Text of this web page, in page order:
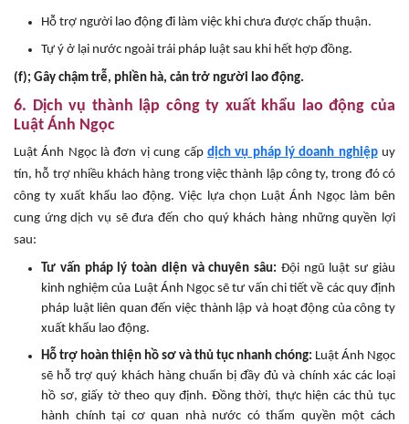
Hỗ trợ người lao động đi làm việc khi chưa được chấp thuận.
Tự ý ở lại nước ngoài trái pháp luật sau khi hết hợp đồng.
(f); Gây chậm trễ, phiền hà, cản trở người lao động.
6. Dịch vụ thành lập công ty xuất khẩu lao động của
Luật Ánh Ngọc
Luật Ánh Ngọc là đơn vị cung cấp dịch vụ pháp lý doanh nghiệpuy
tín, hỗ trợ nhiều khách hàng trong việc thành lập công ty, trong đó có
công ty xuất khẩu lao động. Việc lựa chọn Luật Ánh Ngọc làm bên
cung ứng dịch vụ sẽ đưa đến cho quý khách hàng những quyền lợi
sau:
Tư vấn pháp lý toàn diện và chuyên sâu: Đội ngũ luật sư giàu
kinh nghiệm của Luật Ánh Ngọc sẽ tư vấn chi tiết về các quy định
pháp luật liên quan đến việc thành lập và hoạt động của công ty
xuất khẩu lao động.
Hỗ trợ hoàn thiện hồ sơ và thủ tục nhanh chóng: Luật Ánh Ngọc
sẽ hỗ trợ quý khách hàng chuẩn bị đầy đủ và chính xác các loại
hồ sơ, giấy tờ theo quy định. Đồng thời, thực hiện các thủ tục
hành chính tại cơ quan nhà nước có thẩm quyền một cách